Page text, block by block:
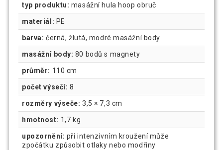
typ produktu: masážní hula hoop obruč
materiál: PE
barva: černá, žlutá, modré masážní body
masážní body: 80 bodů s magnety
průměr: 110 cm
počet výsečí: 8
rozměry výseče: 3,5 × 7,3 cm
hmotnost: 1,7 kg
upozornění: při intenzivním kroužení může
zpočátku způsobit otlaky nebo modřiny